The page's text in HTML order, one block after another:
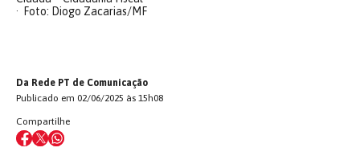
Foto: Diogo Zacarias/MF
Da Rede PT de Comunicação
Publicado em 02/06/2025 às 15h08
Compartilhe